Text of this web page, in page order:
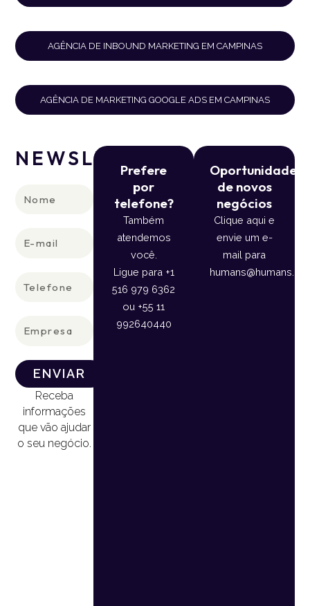
AGÊNCIA DE INBOUND MARKETING EM CAMPINAS
AGÊNCIA DE MARKETING GOOGLE ADS EM CAMPINAS
NEWSLETTER
ENVIAR
Receba
informações
que vão ajudar
o seu negócio.
Prefere
por
telefone?
Também
atendemos
você.
Ligue para +1
516 979 6362
ou +55 11
992640440
Oportunidade
de novos
negócios
Clique aqui e
envie um e-
mail para